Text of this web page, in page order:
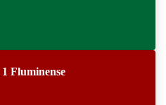
Fluminense